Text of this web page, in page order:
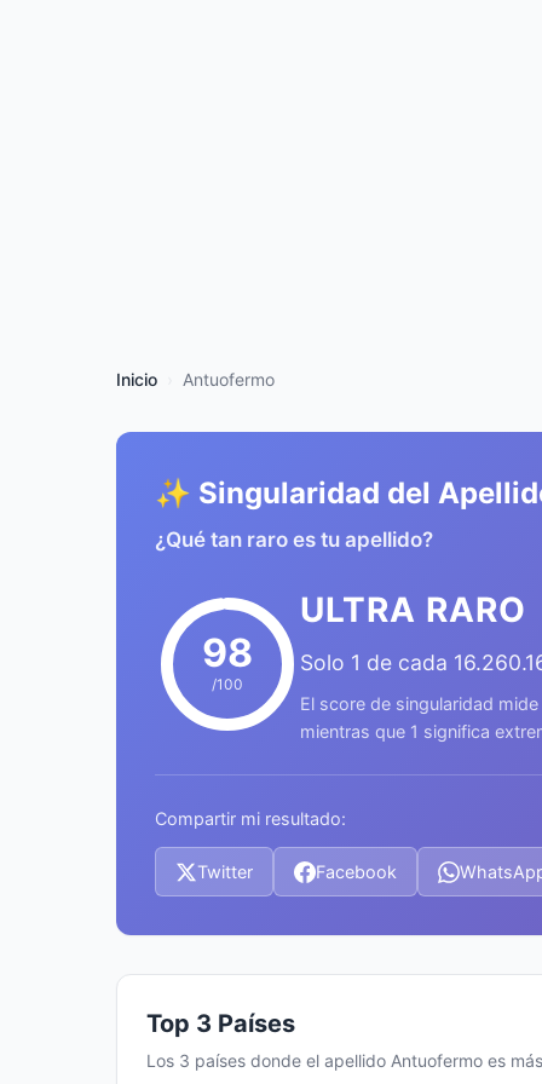
Inicio Antuofermo
✨ Singularidad del
¿Qué tan raro es tu apellido?
98
/100
ULTRA RARO
Solo 1 de cada
El score de singularidad
mientras que 1 significa
Compartir mi resultado:
Twitter Facebook
Top 3 Países
Los 3 países donde el apellido Antuofermo es